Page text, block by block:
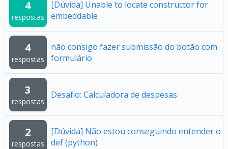
4
respostas
[Dúvida] Unable to locate constructor for
embeddable
4
respostas
não consigo fazer submissão do botão com
formulário
3
respostas
Desafio: Calculadora de despesas
2
respostas
[Dúvida] Não estou conseguindo entender o
def (python)